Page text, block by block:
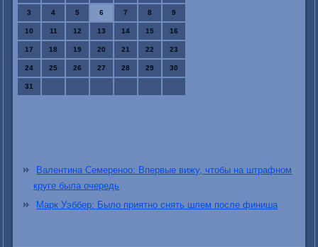
3 4 5 6 7 8 9
10 11 12 13 14 15 16
17 18 19 20 21 22 23
24 25 26 27 28 29 30
31
Валентина Семереноо: Впервые вижу, чтобы на штрафном
круге была очередь
Марк Уэббер: Было приятно снять шлем после финиша